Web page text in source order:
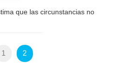
que las circunstancias no
1 2